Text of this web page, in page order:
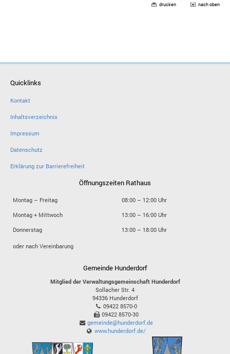
drucken nach oben
Quicklinks
Kontakt
Inhaltsverzeichnis
Impressum
Datenschutz
Erklärung zur Barrierefreiheit
Öffnungszeiten Rathaus
Montag – Freitag
08:00 – 12:00 Uhr
Montag + Mittwoch
13:00 – 16:00 Uhr
Donnerstag
13:00 – 18:00 Uhr
oder nach Vereinbarung
Gemeinde Hunderdorf
Mitglied der Verwaltungsgemeinschaft Hunderdorf
Sollacher Str. 4
94336 Hunderdorf
09422 8570-0
09422 8570-30
gemeinde@hunderdorf.de
www.hunderdorf.de/